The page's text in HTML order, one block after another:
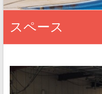
スペース